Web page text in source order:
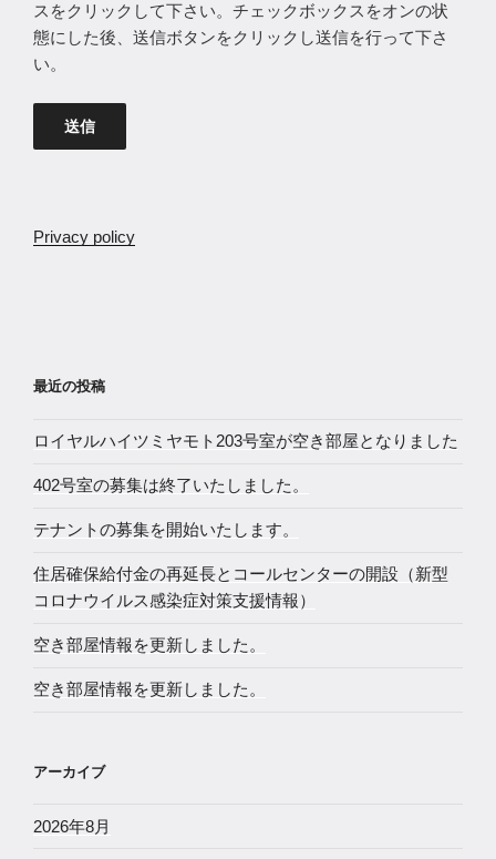
スをクリックして下さい。チェックボックスをオンの状
態にした後、送信ボタンをクリックし送信を行って下さ
い。
Privacy policy
最近の投稿
ロイヤルハイツミヤモト203号室が空き部屋となりました
402号室の募集は終了いたしました。
テナントの募集を開始いたします。
住居確保給付金の再延長とコールセンターの開設（新型
コロナウイルス感染症対策支援情報）
空き部屋情報を更新しました。
空き部屋情報を更新しました。
アーカイブ
2026年8月